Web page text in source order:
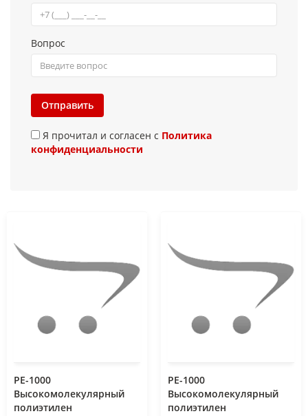
Вопрос
Отправить
Я прочитал и согласен с Политика
конфиденциальности
РЕ-1000
Высокомолекулярный
полиэтилен
РЕ-1000
Высокомолекулярный
полиэтилен